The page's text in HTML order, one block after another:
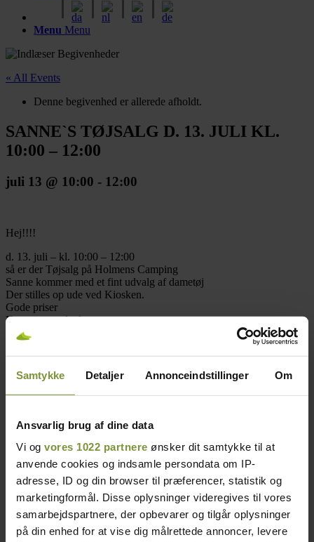
Samtykke Detaljer Annonceindstillinger Om
Ansvarlig brug af dine data
Vi og vores 1022 partnere ønsker dit samtykke til at
anvende cookies og indsamle persondata om IP-
adresse, ID og din browser til præferencer, statistik og
marketingformål. Disse oplysninger videregives til vores
samarbejdspartnere, der opbevarer og tilgår oplysninger
på din enhed for at vise dig målrettede annoncer, levere
Menu Menu
« All Events
Denne begivenhed er allerede afholdt.
SANNE`S TØJSALG D. 13. JULI KL.
10:00 – 12:00
juli 13 @ 10:00 - 12:00
Hej!!!!
d. 13. juli – kl. 10:00 – 12:00
så er der Tøjsalg på Holmens Camping
Sanne kommer med et fint udvalg af dametøj
Der stilles op ude ved Kiosken.
Gode priser
Kom og se udvalget
vh. Holmens Camping
Detaljer
Dato:
10:00 - 12:00